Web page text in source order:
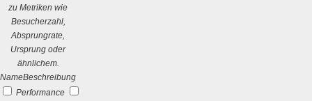
zu Metriken wie
Besucherzahl,
Absprungrate,
Ursprung oder
ähnlichem.
NameBeschreibung
Performance